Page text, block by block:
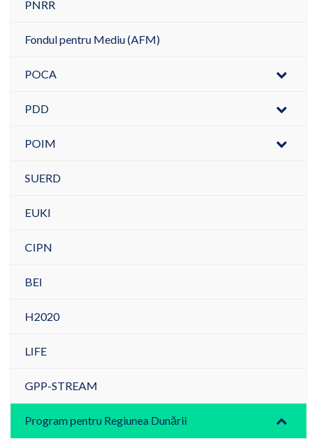
PNRR
Fondul pentru Mediu (AFM)
POCA
PDD
POIM
SUERD
EUKI
CIPN
BEI
H2020
LIFE
GPP-STREAM
Program pentru Regiunea Dunării